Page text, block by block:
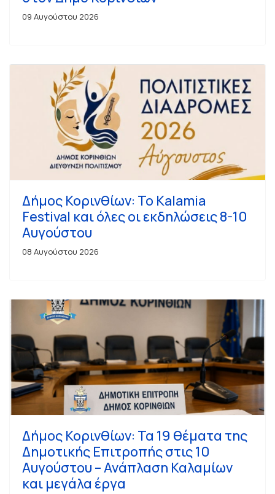
09 Αυγούστου 2026
Δήμος Κορινθίων: Το Kalamia
Festival και όλες οι εκδηλώσεις 8-10
Αυγούστου
08 Αυγούστου 2026
Δήμος Κορινθίων: Τα 19 θέματα της
Δημοτικής Επιτροπής στις 10
Αυγούστου – Ανάπλαση Καλαμίων
και μεγάλα έργα